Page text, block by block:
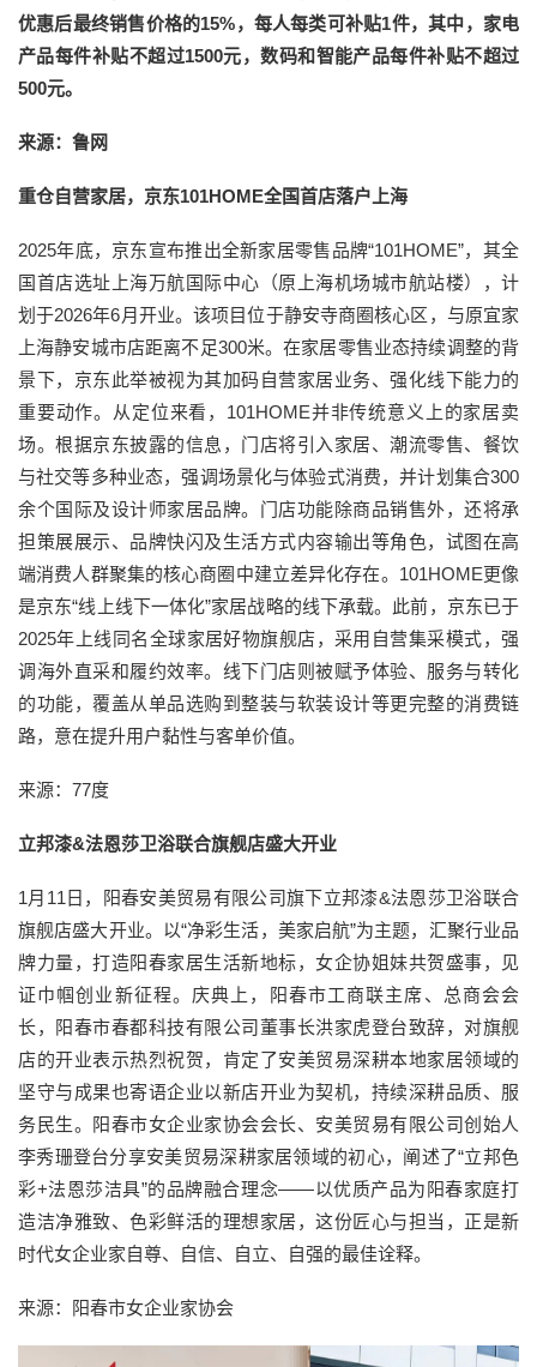
优惠后最终销售价格的15%，每人每类可补贴1件，其中，家电
产品每件补贴不超过1500元，数码和智能产品每件补贴不超过
500元。
来源：鲁网
重仓自营家居，京东101HOME全国首店落户上海
2025年底，京东宣布推出全新家居零售品牌“101HOME”，其全
国首店选址上海万航国际中心（原上海机场城市航站楼），计
划于2026年6月开业。该项目位于静安寺商圈核心区，与原宜家
上海静安城市店距离不足300米。在家居零售业态持续调整的背
景下，京东此举被视为其加码自营家居业务、强化线下能力的
重要动作。从定位来看，101HOME并非传统意义上的家居卖
场。根据京东披露的信息，门店将引入家居、潮流零售、餐饮
与社交等多种业态，强调场景化与体验式消费，并计划集合300
余个国际及设计师家居品牌。门店功能除商品销售外，还将承
担策展展示、品牌快闪及生活方式内容输出等角色，试图在高
端消费人群聚集的核心商圈中建立差异化存在。101HOME更像
是京东“线上线下一体化”家居战略的线下承载。此前，京东已于
2025年上线同名全球家居好物旗舰店，采用自营集采模式，强
调海外直采和履约效率。线下门店则被赋予体验、服务与转化
的功能，覆盖从单品选购到整装与软装设计等更完整的消费链
路，意在提升用户黏性与客单价值。
来源：77度
立邦漆&法恩莎卫浴联合旗舰店盛大开业
1月11日，阳春安美贸易有限公司旗下立邦漆&法恩莎卫浴联合
旗舰店盛大开业。以“净彩生活，美家启航”为主题，汇聚行业品
牌力量，打造阳春家居生活新地标，女企协姐妹共贺盛事，见
证巾帼创业新征程。庆典上，阳春市工商联主席、总商会会
长，阳春市春都科技有限公司董事长洪家虎登台致辞，对旗舰
店的开业表示热烈祝贺，肯定了安美贸易深耕本地家居领域的
坚守与成果也寄语企业以新店开业为契机，持续深耕品质、服
务民生。阳春市女企业家协会会长、安美贸易有限公司创始人
李秀珊登台分享安美贸易深耕家居领域的初心，阐述了“立邦色
彩+法恩莎洁具”的品牌融合理念——以优质产品为阳春家庭打
造洁净雅致、色彩鲜活的理想家居，这份匠心与担当，正是新
时代女企业家自尊、自信、自立、自强的最佳诠释。
来源：阳春市女企业家协会